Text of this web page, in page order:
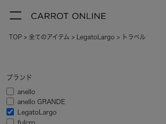
TOP 全てのアイテム LegatoLargo トラベル
ブランド
anello
anello GRANDE
LegatoLargo